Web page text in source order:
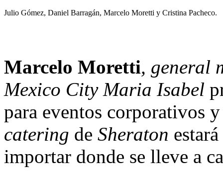
Julio Gómez, Daniel Barragán, Marcelo Moretti y Cristina Pacheco.
Marcelo Moretti, general
Mexico City Maria Isabel
para eventos corporativos
catering de Sheraton
importar donde se lleve a